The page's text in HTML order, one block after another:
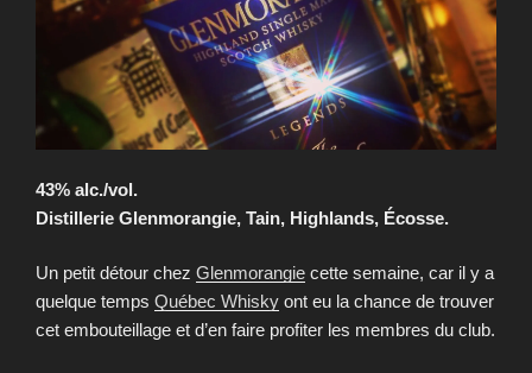
43% alc./vol.
Distillerie Glenmorangie, Tain, Highlands, Écosse.
Un petit détour chez Glenmorangie cette semaine, car il y a
quelque temps Québec Whisky ont eu la chance de trouver
cet embouteillage et d’en faire profiter les membres du club.